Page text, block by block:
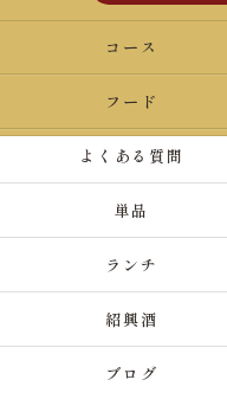
コース
フード
よくある質問
単品
ランチ
紹興酒
ブログ